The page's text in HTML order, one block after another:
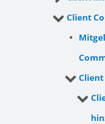
Client